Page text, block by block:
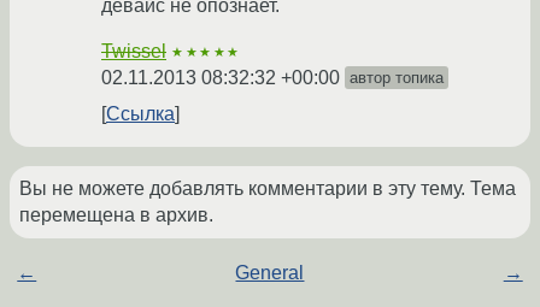
девайс не опознает.
Twissel ★★★★★
02.11.2013 08:32:32 +00:00 автор топика
Ссылка
Вы не можете добавлять комментарии в эту тему. Тема
перемещена в архив.
← General →